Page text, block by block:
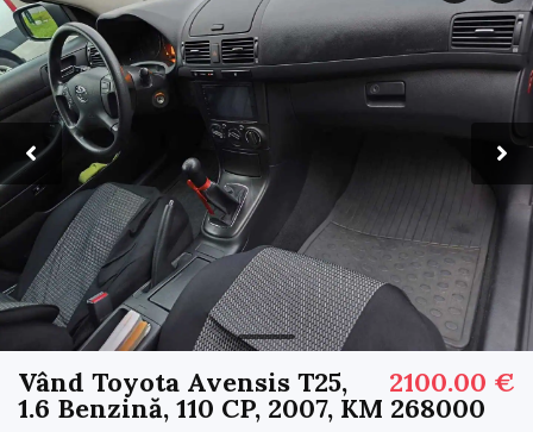
2100.00 €
Vând Toyota Avensis T25,
1.6 Benzină, 110 CP, 2007, KM 268000